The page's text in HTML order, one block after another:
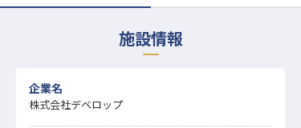
施設情報
企業名
株式会社デベロップ